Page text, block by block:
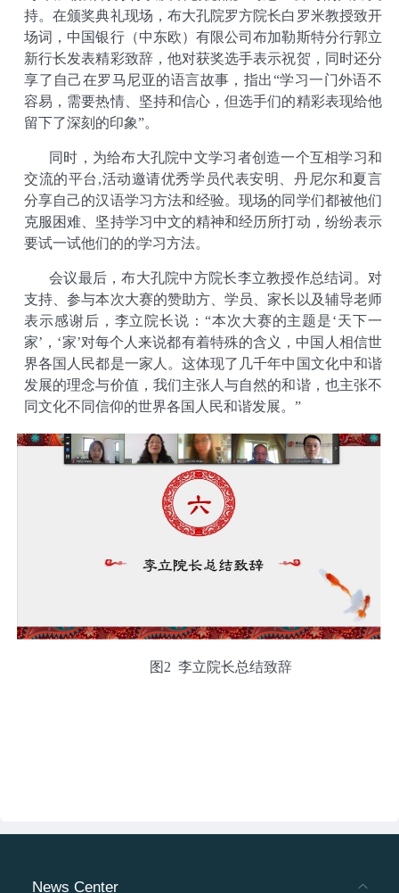
持。在颁奖典礼现场，布大孔院罗方院长白罗米教授致开
场词，中国银行（中东欧）有限公司布加勒斯特分行郭立
新行长发表精彩致辞，他对获奖选手表示祝贺，同时还分
享了自己在罗马尼亚的语言故事，指出“学习一门外语不
容易，需要热情、坚持和信心，但选手们的精彩表现给他
留下了深刻的印象”。
同时，为给布大孔院中文学习者创造一个互相学习和
交流的平台,活动邀请优秀学员代表安明、丹尼尔和夏言
分享自己的汉语学习方法和经验。现场的同学们都被他们
克服困难、坚持学习中文的精神和经历所打动，纷纷表示
要试一试他们的的学习方法。
会议最后，布大孔院中方院长李立教授作总结词。对
支持、参与本次大赛的赞助方、学员、家长以及辅导老师
表示感谢后，李立院长说：“本次大赛的主题是‘天下一
家’，‘家’对每个人来说都有着特殊的含义，中国人相信世
界各国人民都是一家人。这体现了几千年中国文化中和谐
发展的理念与价值，我们主张人与自然的和谐，也主张不
同文化不同信仰的世界各国人民和谐发展。”
图2 李立院长总结致辞
News Center